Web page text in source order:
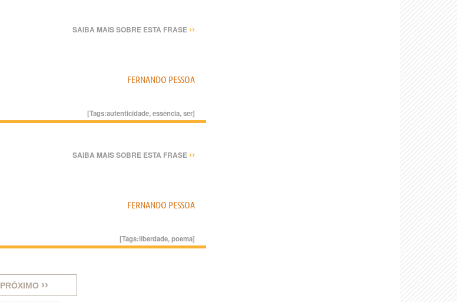
SAIBA MAIS SOBRE ESTA FRASE ››
FERNANDO PESSOA
[Tags:autenticidade,essência,ser]
SAIBA MAIS SOBRE ESTA FRASE ››
FERNANDO PESSOA
[Tags:liberdade,poema]
PRÓXIMO ››